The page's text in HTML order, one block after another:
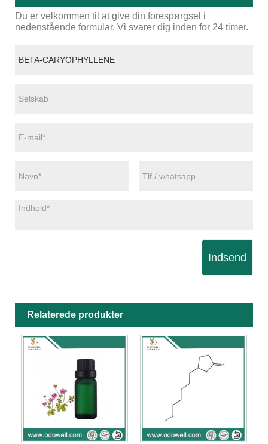
Du er velkommen til at give din forespørgsel i
nedenstående formular. Vi svarer dig inden for 24 timer.
Indsend
Relaterede produkter